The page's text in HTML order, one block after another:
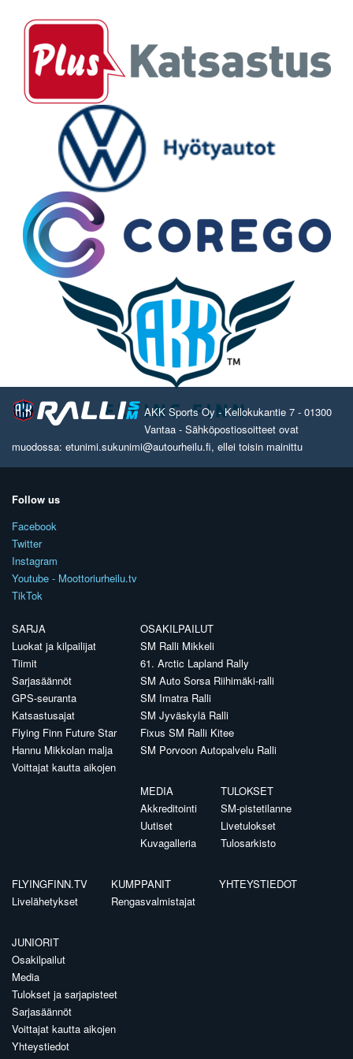
AKK Sports Oy - Kellokukantie 7 - 01300
Vantaa - Sähköpostiosoitteet ovat
muodossa: etunimi.sukunimi@autourheilu.fi, ellei toisin mainittu
Follow us
Facebook
Twitter
Instagram
Youtube - Moottoriurheilu.tv
TikTok
SARJA
Luokat ja kilpailijat
Tiimit
Sarjasäännöt
GPS-seuranta
Katsastusajat
Flying Finn Future Star
Hannu Mikkolan malja
Voittajat kautta aikojen
OSAKILPAILUT
SM Ralli Mikkeli
61. Arctic Lapland Rally
SM Auto Sorsa Riihimäki-ralli
SM Imatra Ralli
SM Jyväskylä Ralli
Fixus SM Ralli Kitee
SM Porvoon Autopalvelu Ralli
MEDIA
Akkreditointi
Uutiset
Kuvagalleria
TULOKSET
SM-pistetilanne
Livetulokset
Tulosarkisto
FLYINGFINN.TV
Livelähetykset
KUMPPANIT
Rengasvalmistajat
YHTEYSTIEDOT
JUNIORIT
Osakilpailut
Media
Tulokset ja sarjapisteet
Sarjasäännöt
Voittajat kautta aikojen
Yhteystiedot